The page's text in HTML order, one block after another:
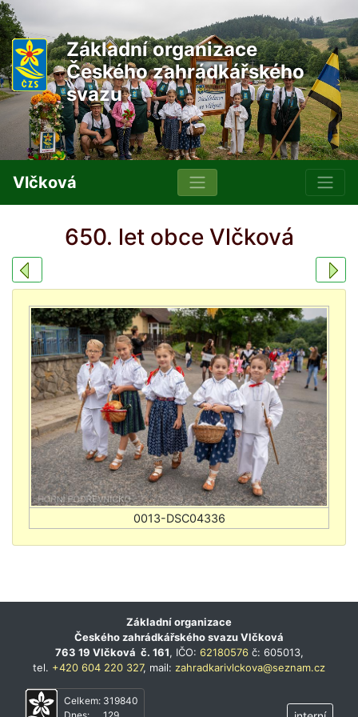
Základní organizace
Českého zahrádkářského
svazu
Vlčková
650. let obce Vlčková
Základní organizace
Českého zahrádkářského svazu Vlčková
763 19 Vlčková č. 161, IČO: 62180576č: 605013,
tel. +420 604 220 327, mail: zahradkarivlckova@seznam.cz
Celkem: 319840